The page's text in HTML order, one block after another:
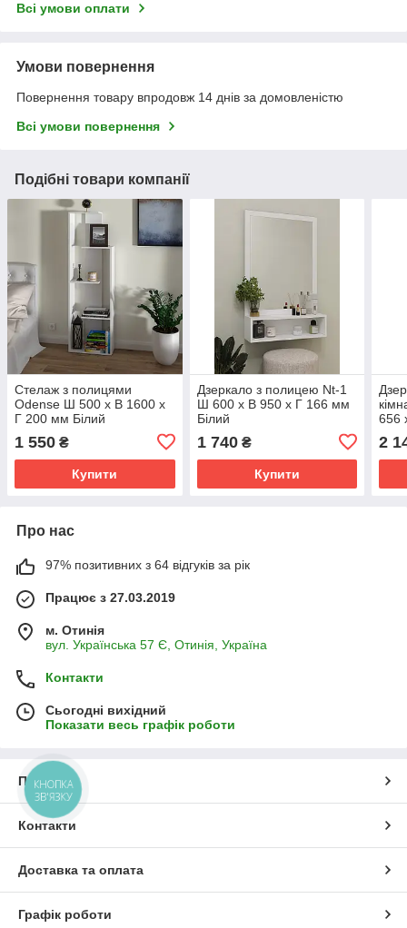
Всі умови оплати
Умови повернення
Повернення товару впродовж 14 днів за домовленістю
Всі умови повернення
Подібні товари компанії
Стелаж з полицями
Odense Ш 500 x В 1600 x
Г 200 мм Білий
1 550 ₴
Купити
Дзеркало з полицею Nt-1
Ш 600 x В 950 x Г 166 мм
Білий
1 740₴
Купити
656
2
Про нас
97% позитивних з 64 відгуків за рік
Працює з 27.03.2019
м. Отинія
вул. Українська 57 Є, Отинія, Україна
Контакти
Сьогодні вихідний
Показати весь графік роботи
Про нас
Контакти
Доставка та оплата
Графік роботи
КНОПКА
ЗВ'ЯЗКУ